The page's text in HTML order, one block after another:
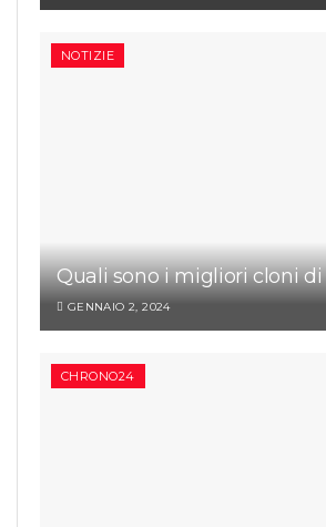
NOTIZIE
Quali sono i migliori cloni di
GENNAIO 2, 2024
CHRONO24